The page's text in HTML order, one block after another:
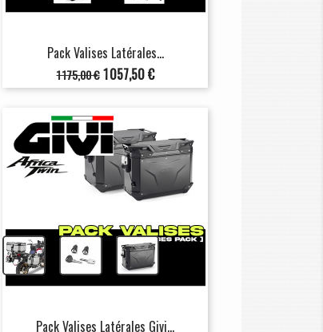
Pack Valises Latérales...
Prix
de
1 175,00 € Prix
1 057,50 €
Pack Valises Latérales Givi...